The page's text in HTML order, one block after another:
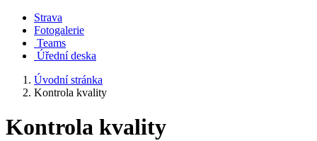
Strava
Fotogalerie
Teams
Úřední deska
Úvodní stránka
Kontrola kvality
Kontrola kvality